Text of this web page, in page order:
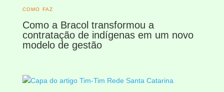
COMO FAZ
Como a Bracol transformou a
contratação de indígenas em um novo
modelo de gestão